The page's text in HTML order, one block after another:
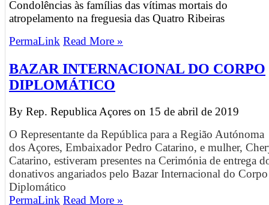
Condolências às famílias das vítimas mortais do
atropelamento na freguesia das Quatro Ribeiras
PermaLink Read More »
BAZAR INTERNACIONAL DO CORPO
DIPLOMÁTICO
By Rep. Republica Açores on 15 de abril de 2019
O Representante da República para a Região Autónoma
dos Açores, Embaixador Pedro Catarino, e mulher,
Catarino, estiveram presentes na Cerimónia de entrega
donativos angariados pelo Bazar Internacional do Corpo
Diplomático
PermaLink Read More »